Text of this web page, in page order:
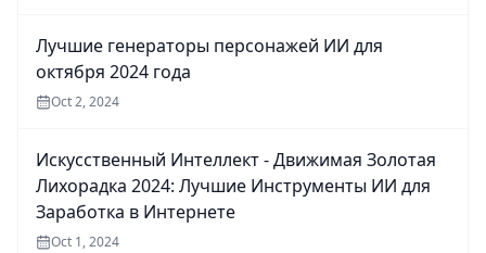
Лучшие генераторы персонажей ИИ для
октября 2024 года
Oct 2, 2024
Искусственный Интеллект - Движимая Золотая
Лихорадка 2024: Лучшие Инструменты ИИ для
Заработка в Интернете
Oct 1, 2024